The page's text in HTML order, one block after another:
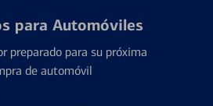
para Automóviles
preparado para su próxima
de automóvil